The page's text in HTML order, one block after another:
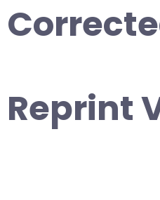
Reprint